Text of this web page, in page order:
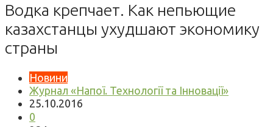
Водка крепчает. Как непьющие
казахстанцы ухудшают экономику
страны
Новини
Журнал «Напої. Технології та Інновації»
25.10.2016
0